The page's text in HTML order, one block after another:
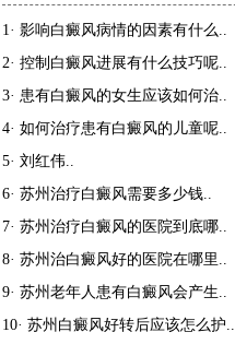
1· 影响白癜风病情的因素有什么..
2· 控制白癜风进展有什么技巧呢..
3· 患有白癜风的女生应该如何治..
4· 如何治疗患有白癜风的儿童呢..
5· 刘红伟..
6· 苏州治疗白癜风需要多少钱..
7· 苏州治疗白癜风的医院到底哪..
8· 苏州治白癜风好的医院在哪里 ..
9· 苏州老年人患有白癜风会产生..
10· 苏州白癜风好转后应该怎么护..